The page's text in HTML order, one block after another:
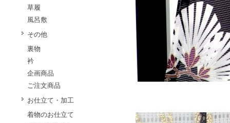
草履
風呂敷
その他
裏物
衿
企画商品
ご注文商品
お仕立て・加工
着物のお仕立て